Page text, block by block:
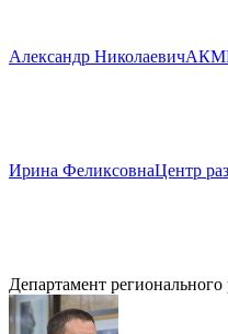
Александр Николаевич
Ирина ФеликсовнаЦентр
Департамент регионального